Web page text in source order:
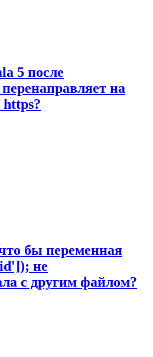
5 после
на
https?
бы переменная
не
с другим файлом?